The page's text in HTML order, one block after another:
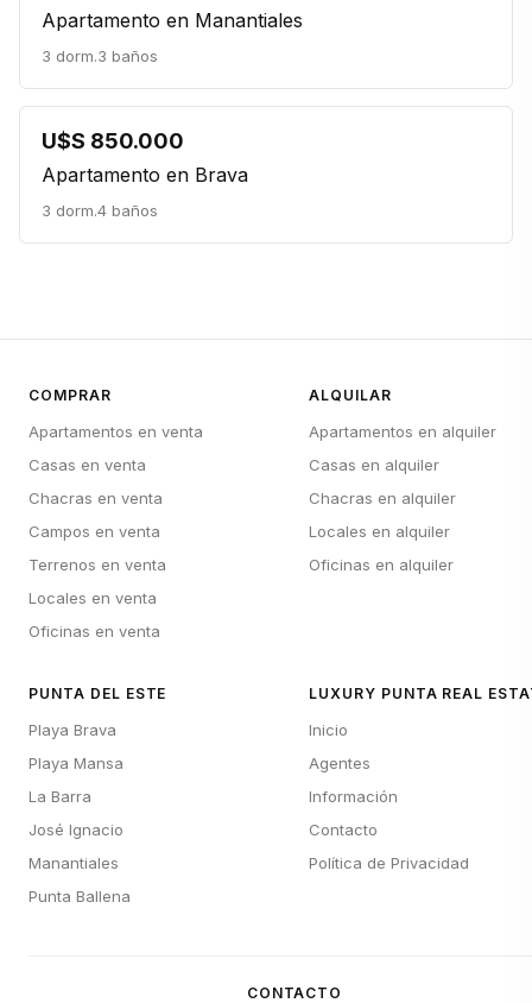
Apartamento en Manantiales
3 dorm.3 baños
U$S 850.000
Apartamento en Brava
3 dorm.4 baños
COMPRAR
Apartamentos en venta
Casas en venta
Chacras en venta
Campos en venta
Terrenos en venta
Locales en venta
Oficinas en venta
ALQUILAR
Apartamentos en alquiler
Casas en alquiler
Chacras en alquiler
Locales en alquiler
Oficinas en alquiler
PUNTA DEL ESTE
Playa Brava
Playa Mansa
La Barra
José Ignacio
Manantiales
Punta Ballena
LUXURY PUNTA REAL
Inicio
Agentes
Información
Contacto
Política de Privacidad
CONTACTO